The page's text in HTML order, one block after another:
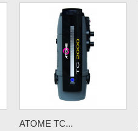
ATOME TC...